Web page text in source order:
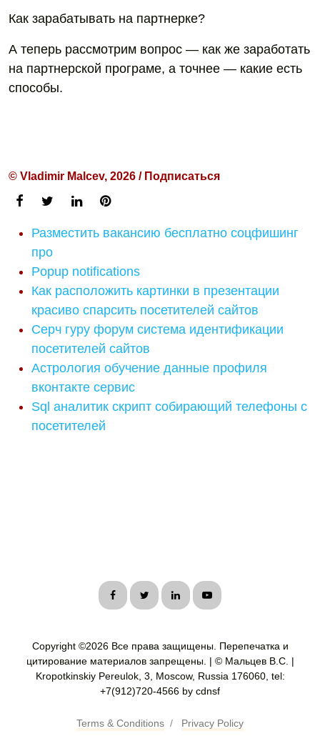
Как зарабатывать на партнерке?
А теперь рассмотрим вопрос — как же заработать
на партнерской програме, а точнее — какие есть
способы.
© Vladimir Malcev, 2026 / Подписаться
Разместить вакансию бесплатно соцфишинг
про
Popup notifications
Как расположить картинки в презентации
красиво спарсить посетителей сайтов
Серч гуру форум система идентификации
посетителей сайтов
Астрология обучение данные профиля
вконтакте сервис
Sql аналитик скрипт собирающий телефоны с
посетителей
Copyright ©2026 Все права защищены. Перепечатка и
цитирование материалов запрещены. | © Мальцев В.С. |
Kropotkinskiy Pereulok, 3, Moscow, Russia 176060, tel:
+7(912)720-4566 by cdnsf
Terms & Conditions / Privacy Policy